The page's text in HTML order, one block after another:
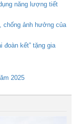
năng lượng tiết
chống ảnh hưởng của
đoàn kết” tặng gia
2025